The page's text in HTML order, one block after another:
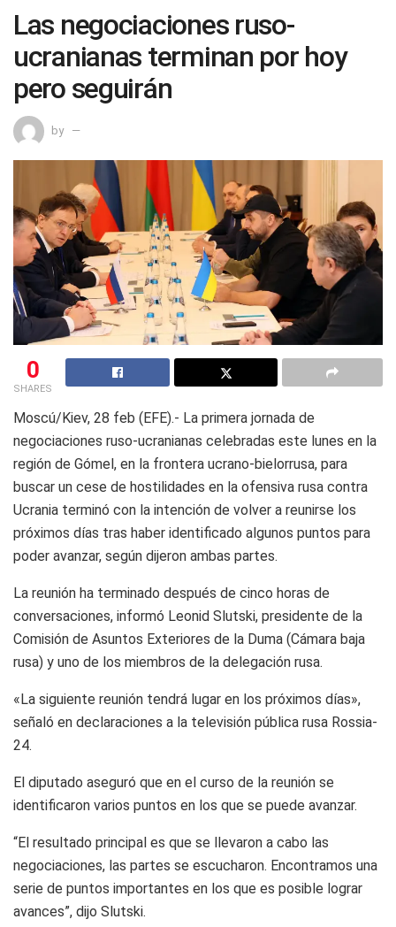
Las negociaciones ruso-
ucranianas terminan por hoy
pero seguirán
by
0
SHARES
Moscú/Kiev, 28 feb (EFE).- La primera jornada de
negociaciones ruso-ucranianas celebradas este lunes en la
región de Gómel, en la frontera ucrano-bielorrusa, para
buscar un cese de hostilidades en la ofensiva rusa contra
Ucrania terminó con la intención de volver a reunirse los
próximos días tras haber identificado algunos puntos para
poder avanzar, según dijeron ambas partes.
La reunión ha terminado después de cinco horas de
conversaciones, informó Leonid Slutski, presidente de la
Comisión de Asuntos Exteriores de la Duma (Cámara baja
rusa) y uno de los miembros de la delegación rusa.
«La siguiente reunión tendrá lugar en los próximos días»,
señaló en declaraciones a la televisión pública rusa Rossia-
24.
El diputado aseguró que en el curso de la reunión se
identificaron varios puntos en los que se puede avanzar.
“El resultado principal es que se llevaron a cabo las
negociaciones, las partes se escucharon. Encontramos una
serie de puntos importantes en los que es posible lograr
avances”, dijo Slutski.